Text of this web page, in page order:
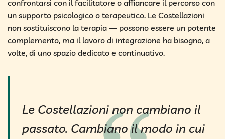
confrontarsi con il facilitatore o affiancare il percorso con
un supporto psicologico o terapeutico. Le Costellazioni
non sostituiscono la terapia — possono essere un potente
complemento, ma il lavoro di integrazione ha bisogno, a
volte, di uno spazio dedicato e continuativo.
Le Costellazioni non cambiano il
passato. Cambiano il modo in cui